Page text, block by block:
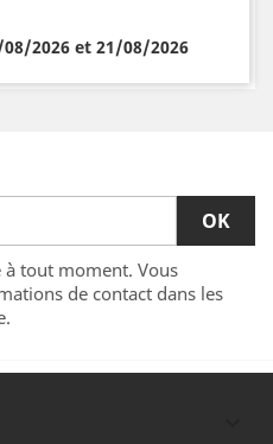
2026 et 21/08/2026
à tout moment. Vous
de contact dans les